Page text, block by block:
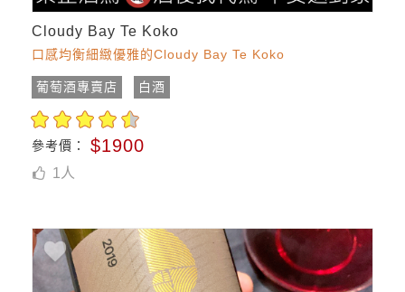
Cloudy Bay Te Koko
口感均衡細緻優雅的Cloudy Bay Te Koko
葡萄酒專賣店 白酒
參考價： $1900
1 人